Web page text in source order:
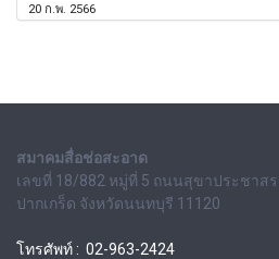
20 ก.พ. 2566
สมาคมสื่อช่อสะอาด
เลขที่ 18/882 หมู่ที่ 5 ถนนสุขาประชาส
ปากเกร็ด จังหวัดนนทบุรี 11120
โทรศัพท์ : 02-963-2424